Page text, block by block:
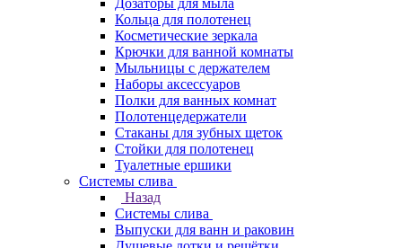
Дозаторы для мыла
Кольца для полотенец
Косметические зеркала
Крючки для ванной комнаты
Мыльницы с держателем
Наборы аксессуаров
Полки для ванных комнат
Полотенцедержатели
Стаканы для зубных щеток
Стойки для полотенец
Туалетные ершики
Системы слива
Назад
Системы слива
Выпуски для ванн и раковин